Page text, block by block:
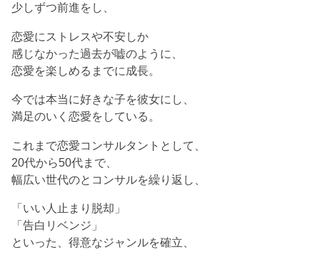
少しずつ前進をし、
恋愛にストレスや不安しか
感じなかった過去が嘘のように、
恋愛を楽しめるまでに成長。
今では本当に好きな子を彼女にし、
満足のいく恋愛をしている。
これまで恋愛コンサルタントとして、
20代から50代まで、
幅広い世代のとコンサルを繰り返し、
「いい人止まり脱却」
「告白リベンジ」
といった、得意なジャンルを確立、